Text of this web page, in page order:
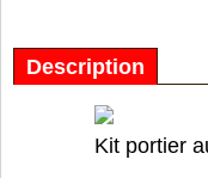
Description
Kit portier